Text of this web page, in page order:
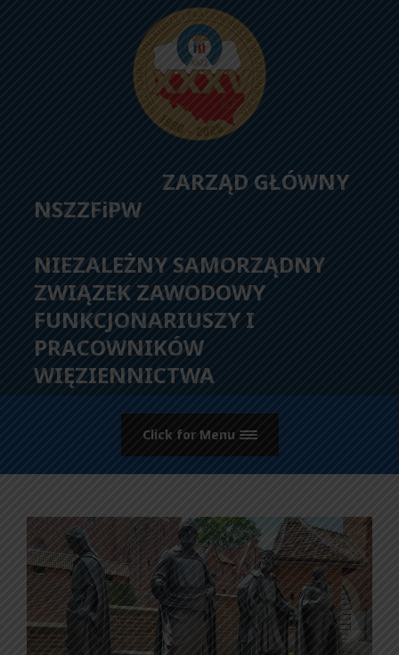
ZARZĄD GŁÓWNY
NSZZFiPW
NIEZALEŻNY SAMORZĄDNY
ZWIĄZEK ZAWODOWY
FUNKCJONARIUSZY I
PRACOWNIKÓW
WIĘZIENNICTWA
Click for Menu